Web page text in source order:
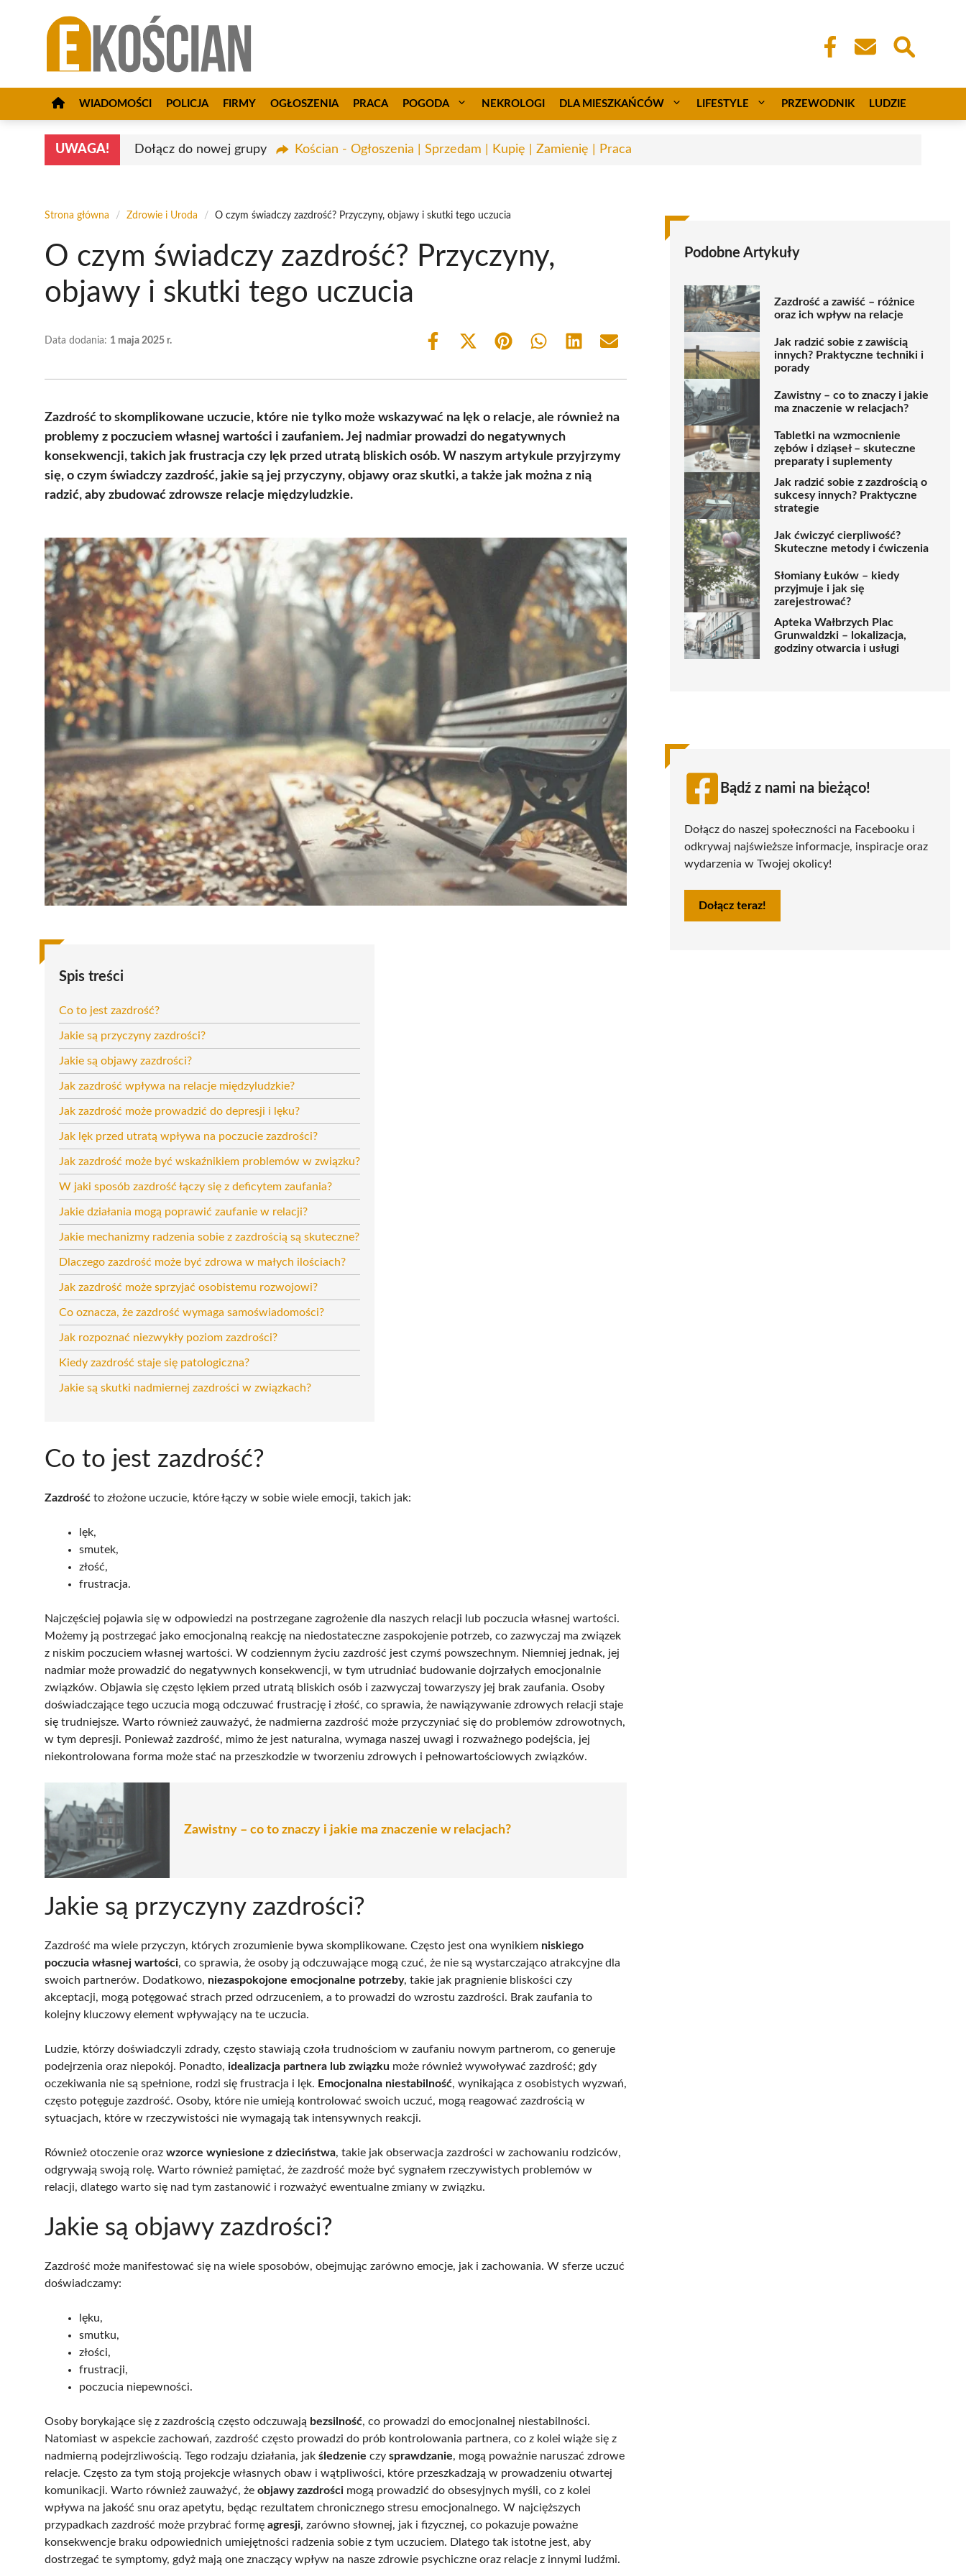
WIADOMOŚCI POLICJA FIRMY OGŁOSZENIA PRACA POGODA NEKROLOGI DLA MIESZKAŃCÓW LIFESTYLE PRZEWODNIK LUDZIE
UWAGA! Dołącz do nowej grupy Kościan - Ogłoszenia | Sprzedam | Kupię | Zamienię | Praca
Strona główna / Zdrowie i Uroda / O czym świadczy zazdrość? Przyczyny, objawy i skutki tego uczucia
O czym świadczy zazdrość? Przyczyny,
objawy i skutki tego uczucia
Data dodania: 1 maja 2025 r.
Share
Share
(Twitter)
Share Share Share Share
Zazdrość to skomplikowane uczucie, które nie tylko może wskazywać na lęk o relacje, ale również na
problemy z poczuciem własnej wartości i zaufaniem. Jej nadmiar prowadzi do negatywnych
konsekwencji, takich jak frustracja czy lęk przed utratą bliskich osób. W naszym artykule przyjrzymy
się, o czym świadczy zazdrość, jakie są jej przyczyny, objawy oraz skutki, a także jak można z nią
radzić, aby zbudować zdrowsze relacje międzyludzkie.
Spis treści
Co to jest zazdrość?
Jakie są przyczyny zazdrości?
Jakie są objawy zazdrości?
Jak zazdrość wpływa na relacje międzyludzkie?
Jak zazdrość może prowadzić do depresji i lęku?
Jak lęk przed utratą wpływa na poczucie zazdrości?
Jak zazdrość może być wskaźnikiem problemów w związku?
W jaki sposób zazdrość łączy się z deficytem zaufania?
Jakie działania mogą poprawić zaufanie w relacji?
Jakie mechanizmy radzenia sobie z zazdrością są skuteczne?
Dlaczego zazdrość może być zdrowa w małych ilościach?
Jak zazdrość może sprzyjać osobistemu rozwojowi?
Co oznacza, że zazdrość wymaga samoświadomości?
Jak rozpoznać niezwykły poziom zazdrości?
Kiedy zazdrość staje się patologiczna?
Jakie są skutki nadmiernej zazdrości w związkach?
Co to jest zazdrość?
Zazdrość to złożone uczucie, które łączy w sobie wiele emocji, takich jak:
lęk,
smutek,
złość,
frustracja.
Najczęściej pojawia się w odpowiedzi na postrzegane zagrożenie dla naszych relacji lub poczucia własnej wartości.
Możemy ją postrzegać jako emocjonalną reakcję na niedostateczne zaspokojenie potrzeb, co zazwyczaj ma związek
z niskim poczuciem własnej wartości. W codziennym życiu zazdrość jest czymś powszechnym. Niemniej jednak, jej
nadmiar może prowadzić do negatywnych konsekwencji, w tym utrudniać budowanie dojrzałych emocjonalnie
związków. Objawia się często lękiem przed utratą bliskich osób i zazwyczaj towarzyszy jej brak zaufania. Osoby
doświadczające tego uczucia mogą odczuwać frustrację i złość, co sprawia, że nawiązywanie zdrowych relacji staje
się trudniejsze. Warto również zauważyć, że nadmierna zazdrość może przyczyniać się do problemów zdrowotnych,
w tym depresji. Ponieważ zazdrość, mimo że jest naturalna, wymaga naszej uwagi i rozważnego podejścia, jej
niekontrolowana forma może stać na przeszkodzie w tworzeniu zdrowych i pełnowartościowych związków.
Zawistny – co to znaczy i jakie ma znaczenie w relacjach?
Jakie są przyczyny zazdrości?
Zazdrość ma wiele przyczyn, których zrozumienie bywa skomplikowane. Często jest ona wynikiem niskiego
poczucia własnej wartości, co sprawia, że osoby ją odczuwające mogą czuć, że nie są wystarczająco atrakcyjne dla
swoich partnerów. Dodatkowo, niezaspokojone emocjonalne potrzeby, takie jak pragnienie bliskości czy
akceptacji, mogą potęgować strach przed odrzuceniem, a to prowadzi do wzrostu zazdrości. Brak zaufania to
kolejny kluczowy element wpływający na te uczucia.
Ludzie, którzy doświadczyli zdrady, często stawiają czoła trudnościom w zaufaniu nowym partnerom, co generuje
podejrzenia oraz niepokój. Ponadto, idealizacja partnera lub związku może również wywoływać zazdrość; gdy
oczekiwania nie są spełnione, rodzi się frustracja i lęk. Emocjonalna niestabilność, wynikająca z osobistych wyzwań,
często potęguje zazdrość. Osoby, które nie umieją kontrolować swoich uczuć, mogą reagować zazdrością w
sytuacjach, które w rzeczywistości nie wymagają tak intensywnych reakcji.
Również otoczenie oraz wzorce wyniesione z dzieciństwa, takie jak obserwacja zazdrości w zachowaniu rodziców,
odgrywają swoją rolę. Warto również pamiętać, że zazdrość może być sygnałem rzeczywistych problemów w
relacji, dlatego warto się nad tym zastanowić i rozważyć ewentualne zmiany w związku.
Jakie są objawy zazdrości?
Zazdrość może manifestować się na wiele sposobów, obejmując zarówno emocje, jak i zachowania. W sferze uczuć
doświadczamy:
lęku,
smutku,
złości,
frustracji,
poczucia niepewności.
Osoby borykające się z zazdrością często odczuwają bezsilność, co prowadzi do emocjonalnej niestabilności.
Natomiast w aspekcie zachowań, zazdrość często prowadzi do prób kontrolowania partnera, co z kolei wiąże się z
nadmierną podejrzliwością. Tego rodzaju działania, jak śledzenie czy sprawdzanie, mogą poważnie naruszać zdrowe
relacje. Często za tym stoją projekcje własnych obaw i wątpliwości, które przeszkadzają w prowadzeniu otwartej
komunikacji. Warto również zauważyć, że objawy zazdrości mogą prowadzić do obsesyjnych myśli, co z kolei
wpływa na jakość snu oraz apetytu, będąc rezultatem chronicznego stresu emocjonalnego. W najcięższych
przypadkach zazdrość może przybrać formę agresji, zarówno słownej, jak i fizycznej, co pokazuje poważne
konsekwencje braku odpowiednich umiejętności radzenia sobie z tym uczuciem. Dlatego tak istotne jest, aby
dostrzegać te symptomy, gdyż mają one znaczący wpływ na nasze zdrowie psychiczne oraz relacje z innymi ludźmi.
Podobne Artykuły
Zazdrość a zawiść – różnice
oraz ich wpływ na relacje
Jak radzić sobie z zawiścią
innych? Praktyczne techniki i
porady
Zawistny – co to znaczy i jakie
ma znaczenie w relacjach?
Tabletki na wzmocnienie
zębów i dziąseł – skuteczne
preparaty i suplementy
Jak radzić sobie z zazdrością o
sukcesy innych? Praktyczne
strategie
Jak ćwiczyć cierpliwość?
Skuteczne metody i ćwiczenia
Słomiany Łuków – kiedy
przyjmuje i jak się
zarejestrować?
Apteka Wałbrzych Plac
Grunwaldzki – lokalizacja,
godziny otwarcia i usługi
Bądź z nami na bieżąco!
Dołącz do naszej społeczności na Facebooku i
odkrywaj najświeższe informacje, inspiracje oraz
wydarzenia w Twojej okolicy!
Dołącz teraz!